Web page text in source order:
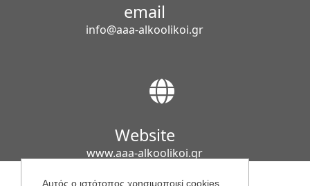
email
info@aaa-alkoolikoi.gr
Website
www.aaa-alkoolikoi.gr
Αυτός ο ιστότοπος χρησιμοποιεί cookies